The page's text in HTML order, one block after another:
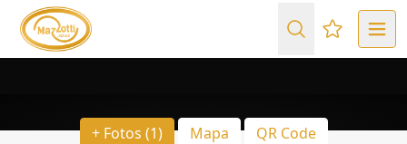
Favoritos
+ Fotos (1) Mapa QR Code